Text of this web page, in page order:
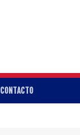
CONTACTO